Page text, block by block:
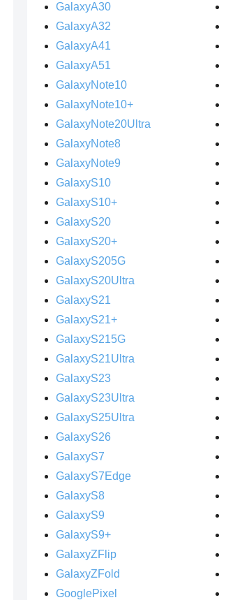
GalaxyA30
GalaxyA32
GalaxyA41
GalaxyA51
GalaxyNote10
GalaxyNote10+
GalaxyNote20Ultra
GalaxyNote8
GalaxyNote9
GalaxyS10
GalaxyS10+
GalaxyS20
GalaxyS20+
GalaxyS205G
GalaxyS20Ultra
GalaxyS21
GalaxyS21+
GalaxyS215G
GalaxyS21Ultra
GalaxyS23
GalaxyS23Ultra
GalaxyS25Ultra
GalaxyS26
GalaxyS7
GalaxyS7Edge
GalaxyS8
GalaxyS9
GalaxyS9+
GalaxyZFlip
GalaxyZFold
GooglePixel